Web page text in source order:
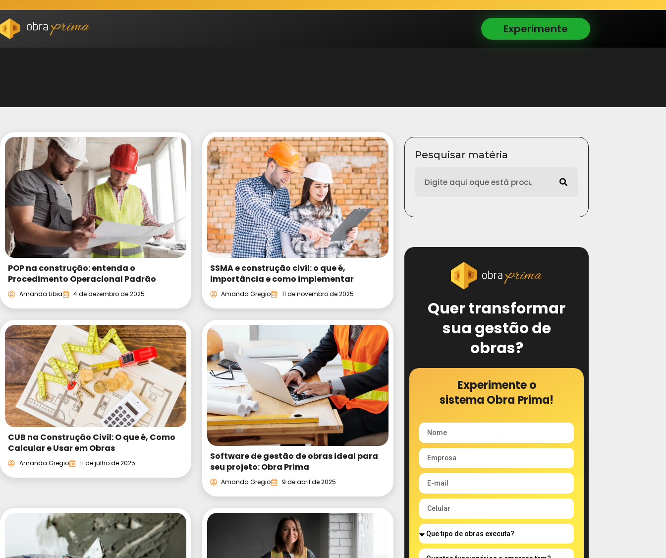
Experimente
POP na construção: entenda o
Procedimento Operacional Padrão
Amanda Libia 4 de dezembro de 2025
SSMA e construção civil: o que é,
importância e como implementar
Amanda Gregio 11 de novembro de 2025
CUB na Construção Civil: O que é, Como
Calcular e Usar em Obras
Amanda Gregio 11 de julho de 2025
Software de gestão de obras ideal para
seu projeto: Obra Prima
Amanda Gregio 9 de abril de 2025
Pesquisar matéria
Quer transformar
sua gestão de
obras?
Experimente o
sistema Obra Prima!